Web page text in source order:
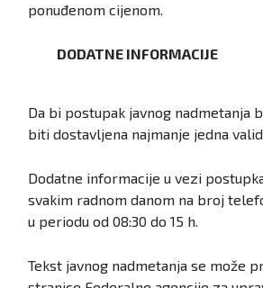
ponuđenom cijenom.
DODATNE INFORMACIJE
Da bi postupak javnog nadmetanja
biti dostavljena najmanje jedna
Dodatne informacije u vezi
svakim radnom danom na broj
u periodu od 08:30 do 15 h.
Tekst javnog nadmetanja se može